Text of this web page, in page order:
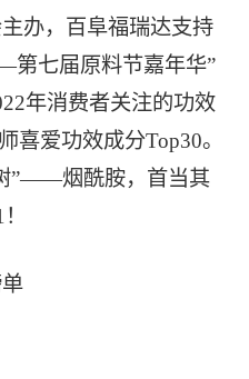
办，百阜福瑞达支持
七届原料节嘉年华”
年消费者关注的功效
喜爱功效成分Top30。
”——烟酰胺，首当其